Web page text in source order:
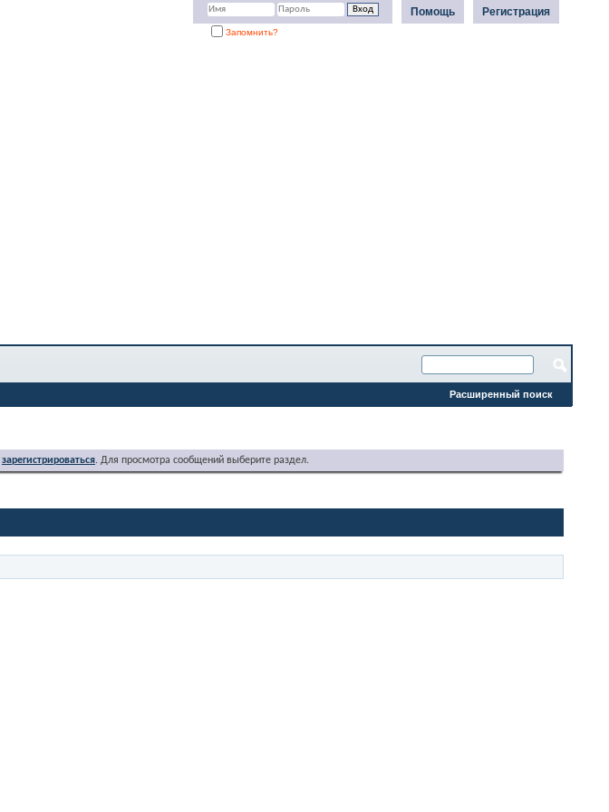
Регистрация
Помощь
Запомнить?
Расширенный поиск
зарегистрироваться. Для просмотра сообщений выберите раздел.